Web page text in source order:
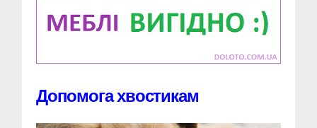
Допомога хвостикам